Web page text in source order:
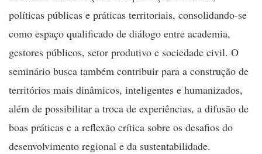
políticas públicas e práticas territoriais, consolidando-se
como espaço qualificado de diálogo entre academia,
gestores públicos, setor produtivo e sociedade civil. O
seminário busca também contribuir para a construção de
territórios mais dinâmicos, inteligentes e humanizados,
além de possibilitar a troca de experiências, a difusão de
boas práticas e a reflexão crítica sobre os desafios do
desenvolvimento regional e da sustentabilidade.